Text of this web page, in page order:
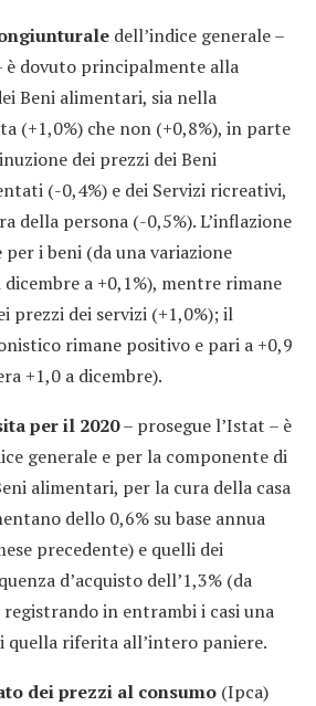
dell’indice generale –
è dovuto principalmente alla
Beni alimentari, sia nella
(+1,0%) che non (+0,8%), in parte
dei prezzi dei Beni
(-0,4%) e dei Servizi ricreativi,
della persona (-0,5%). L’inflazione
i beni (da una variazione
a +0,1%), mentre rimane
prezzi dei servizi (+1,0%); il
rimane positivo e pari a +0,9
+1,0 a dicembre).
per il 2020– prosegue l’Istat – è
generale e per la componente di
alimentari, per la cura della casa
dello 0,6% su base annua
precedente) e quelli dei
d’acquisto dell’1,3% (da
registrando in entrambi i casi una
quella riferita all’intero paniere.
dei prezzi al consumo (Ipca)